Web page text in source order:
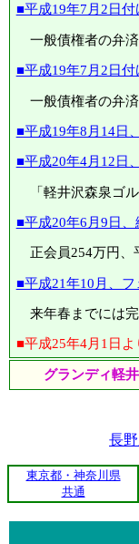
■平成19年7月2日
一般債権者の弁済
■平成19年7月2日
一般債権者の弁済
■平成19年8月14日
■平成20年4月12日
「軽井沢森泉ゴ
■平成20年6月9日
正会員254万円、
■平成21年10月、
来年春までには完
■平成25年4月1日
グランディ軽
長
東京都・神奈川県
共通